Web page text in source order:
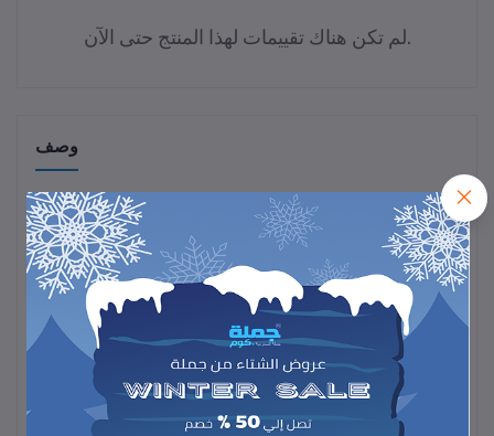
لم تكن هناك تقييمات لهذا المنتج حتى الآن.
وصف
احصلي على نعومة وترطيب فوري معستيك مرطب لليدين والقدمين –
بينك، المصمم لتغذية البشرة الجافة بعمق.
تركيبته الغنية تمنح يديك وقدميك ملمسًا ناعمًا ورطبًا دون ترك أي أثر
دهني.
اختيار مثالي للعناية اليومية بالبشرة، للحفاظ على نعومة ونضارة يديك
وقدميك في أي وقت ومكان.